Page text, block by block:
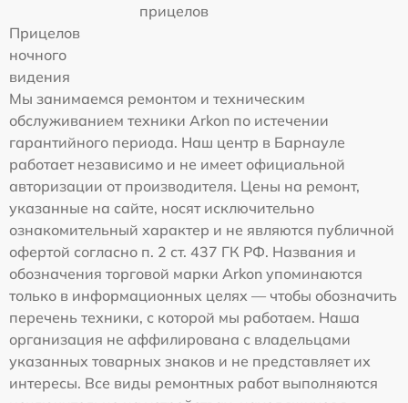
прицелов
Прицелов
ночного
видения
Мы занимаемся ремонтом и техническим
обслуживанием техники Arkon по истечении
гарантийного периода. Наш центр в Барнауле
работает независимо и не имеет официальной
авторизации от производителя. Цены на ремонт,
указанные на сайте, носят исключительно
ознакомительный характер и не являются публичной
офертой согласно п. 2 ст. 437 ГК РФ. Названия и
обозначения торговой марки Arkon упоминаются
только в информационных целях — чтобы обозначить
перечень техники, с которой мы работаем. Наша
организация не аффилирована с владельцами
указанных товарных знаков и не представляет их
интересы. Все виды ремонтных работ выполняются